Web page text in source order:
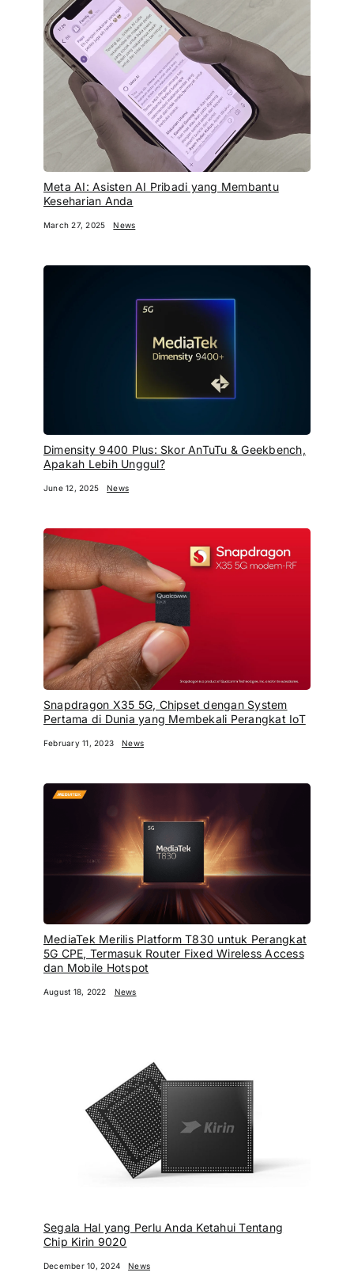
Meta AI: Asisten AI Pribadi yang Membantu
Keseharian Anda
March 27, 2025 News
Dimensity 9400 Plus: Skor AnTuTu & Geekbench,
Apakah Lebih Unggul?
June 12, 2025 News
Snapdragon X35 5G, Chipset dengan System
Pertama di Dunia yang Membekali Perangkat IoT
February 11, 2023 News
MediaTek Merilis Platform T830 untuk Perangkat
5G CPE, Termasuk Router Fixed Wireless Access
dan Mobile Hotspot
August 18, 2022 News
Segala Hal yang Perlu Anda Ketahui Tentang
Chip Kirin 9020
December 10, 2024 News